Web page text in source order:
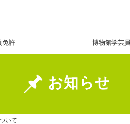
免許 博物館学芸員
お知らせ
いて